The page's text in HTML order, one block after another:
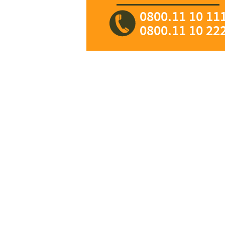
0800.11 10
0800.11 10